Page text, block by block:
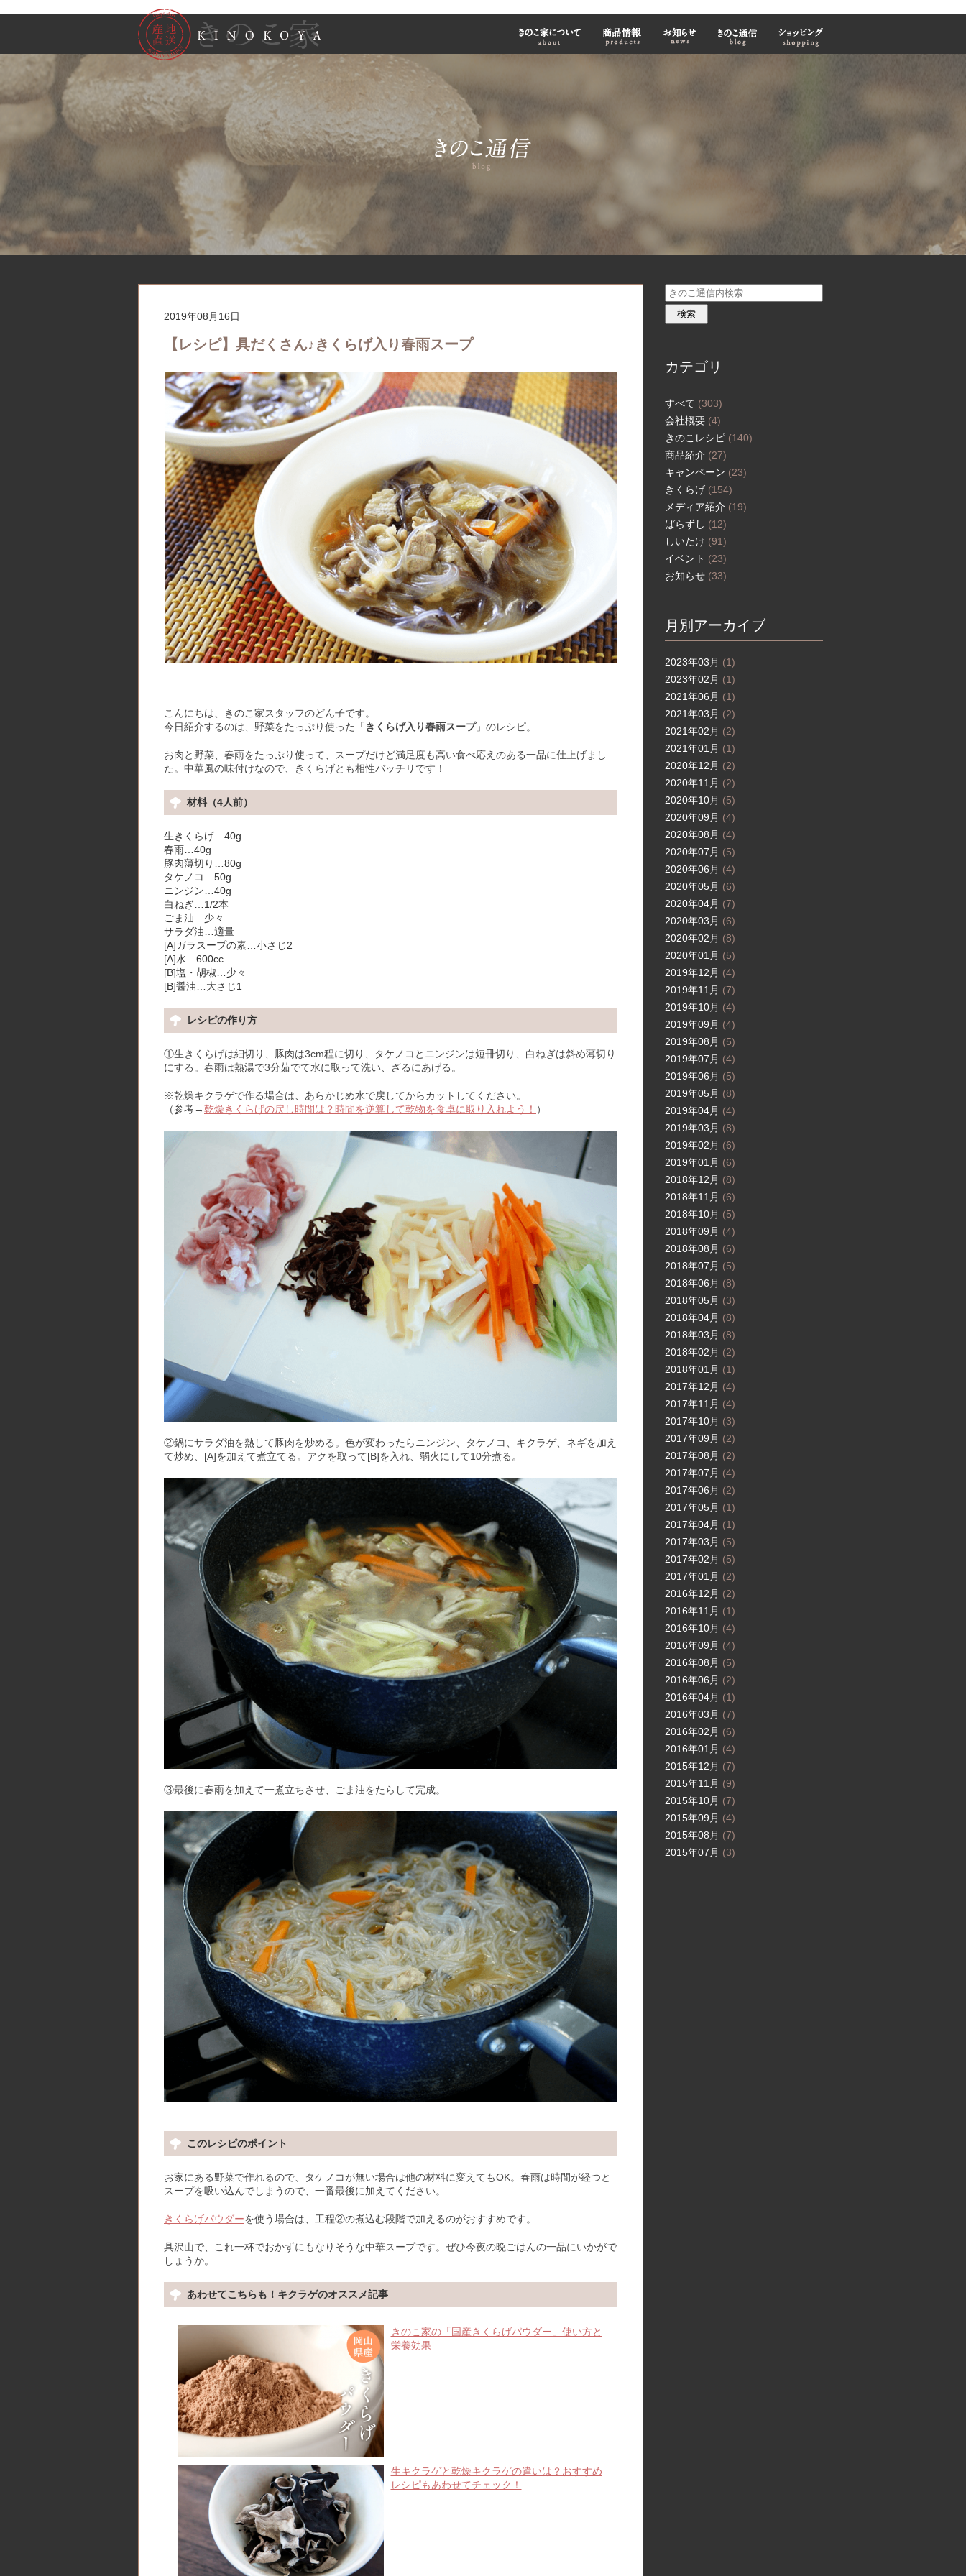
2019年08月16日
【レシピ】具だくさん♪きくらげ入り春雨スープ
こんにちは、きのこ家スタッフのどん子です。
今日紹介するのは、野菜をたっぷり使った「 きくらげ入り春雨スープ」のレシピ。
お肉と野菜、春雨をたっぷり使って、スープだけど満足度も高い食べ応えのある一品に仕上げまし
た。中華風の味付けなので、きくらげとも相性バッチリです！
材料（4人前）
生きくらげ…40g
春雨…40g
豚肉薄切り…80g
タケノコ…50g
ニンジン…40g
白ねぎ…1/2本
ごま油…少々
サラダ油…適量
[A]ガラスープの素…小さじ2
[A]水…600cc
[B]塩・胡椒…少々
[B]醤油…大さじ1
レシピの作り方
①生きくらげは細切り、豚肉は3cm程に切り、タケノコとニンジンは短冊切り、白ねぎは斜め薄切り
にする。春雨は熱湯で3分茹でて水に取って洗い、ざるにあげる。
※乾燥キクラゲで作る場合は、あらかじめ水で戻してからカットしてください。
（参考→乾燥きくらげの戻し時間は？時間を逆算して乾物を食卓に取り入れよう！ ）
②鍋にサラダ油を熱して豚肉を炒める。色が変わったらニンジン、タケノコ、キクラゲ、ネギを加え
て炒め、[A]を加えて煮立てる。アクを取って[B]を入れ、弱火にして10分煮る。
③最後に春雨を加えて一煮立ちさせ、ごま油をたらして完成。
このレシピのポイント
お家にある野菜で作れるので、タケノコが無い場合は他の材料に変えてもOK。春雨は時間が経つと
スープを吸い込んでしまうので、一番最後に加えてください。
きくらげパウダーを使う場合は、工程②の煮込む段階で加えるのがおすすめです。
具沢山で、これ一杯でおかずにもなりそうな中華スープです。ぜひ今夜の晩ごはんの一品にいかがで
しょうか。
あわせてこちらも！キクラゲのオススメ記事
きのこ家の「国産きくらげパウダー」使い方と
栄養効果
生キクラゲと乾燥キクラゲの違いは？おすすめ
レシピもあわせてチェック！
カテゴリ
すべて (303)
会社概要 (4)
きのこレシピ (140)
商品紹介 (27)
キャンペーン (23)
きくらげ (154)
メディア紹介 (19)
ばらずし (12)
しいたけ (91)
イベント (23)
お知らせ (33)
月別アーカイブ
2023年03月 (1)
2023年02月 (1)
2021年06月 (1)
2021年03月 (2)
2021年02月 (2)
2021年01月 (1)
2020年12月 (2)
2020年11月 (2)
2020年10月 (5)
2020年09月 (4)
2020年08月 (4)
2020年07月 (5)
2020年06月 (4)
2020年05月 (6)
2020年04月 (7)
2020年03月 (6)
2020年02月 (8)
2020年01月 (5)
2019年12月 (4)
2019年11月 (7)
2019年10月 (4)
2019年09月 (4)
2019年08月 (5)
2019年07月 (4)
2019年06月 (5)
2019年05月 (8)
2019年04月 (4)
2019年03月 (8)
2019年02月 (6)
2019年01月 (6)
2018年12月 (8)
2018年11月 (6)
2018年10月 (5)
2018年09月 (4)
2018年08月 (6)
2018年07月 (5)
2018年06月 (8)
2018年05月 (3)
2018年04月 (8)
2018年03月 (8)
2018年02月 (2)
2018年01月 (1)
2017年12月 (4)
2017年11月 (4)
2017年10月 (3)
2017年09月 (2)
2017年08月 (2)
2017年07月 (4)
2017年06月 (2)
2017年05月 (1)
2017年04月 (1)
2017年03月 (5)
2017年02月 (5)
2017年01月 (2)
2016年12月 (2)
2016年11月 (1)
2016年10月 (4)
2016年09月 (4)
2016年08月 (5)
2016年06月 (2)
2016年04月 (1)
2016年03月 (7)
2016年02月 (6)
2016年01月 (4)
2015年12月 (7)
2015年11月 (9)
2015年10月 (7)
2015年09月 (4)
2015年08月 (7)
2015年07月 (3)